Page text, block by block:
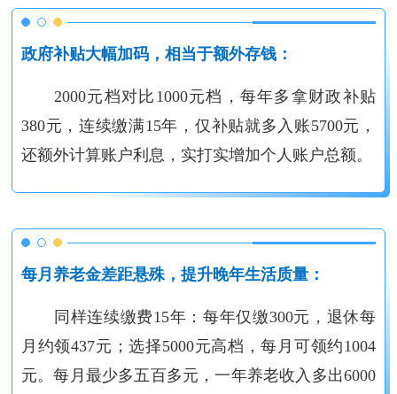
政府补贴大幅加码，相当于额外存钱：
2000元档对比1000元档，每年多拿财政补贴
380元，连续缴满15年，仅补贴就多入账5700元，
还额外计算账户利息，实打实增加个人账户总额。
每月养老金差距悬殊，提升晚年生活质量：
同样连续缴费15年：每年仅缴300元，退休每
月约领437元；选择5000元高档，每月可领约1004
元。每月最少多五百多元，一年养老收入多出6000